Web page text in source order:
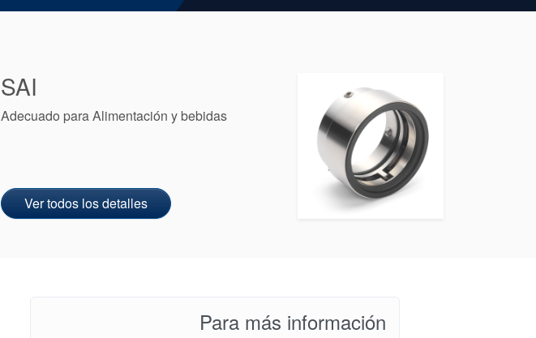
SAI
Adecuado para Alimentación y bebidas
Ver todos los detalles
Para más información